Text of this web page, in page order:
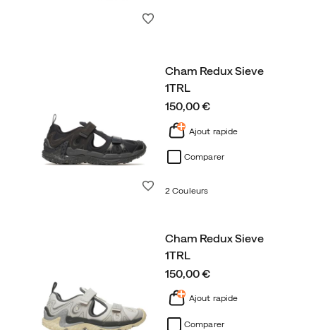
Cham Redux Sieve
1TRL
price
150,00 €
Ajout rapide
Comparer
2 Couleurs
Cham Redux Sieve
1TRL
price
150,00 €
Ajout rapide
Comparer